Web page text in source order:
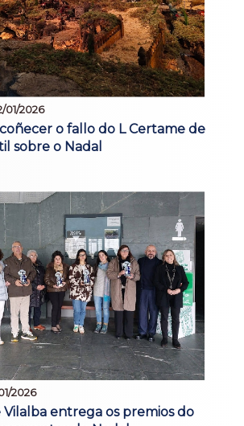
01/2026
o fallo do L Certame de
sobre o Nadal
2026
entrega os premios do